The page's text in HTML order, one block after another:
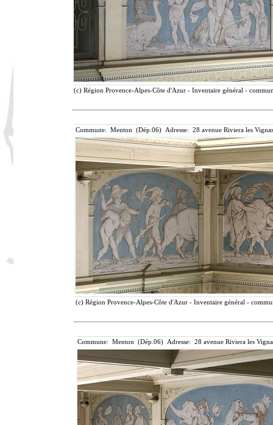
(c) Région Provence-Alpes-Côte d'Azur - Inventaire général -
Commune: Menton (Dép.06) Adresse: 28 avenue Riviera les
(c) Région Provence-Alpes-Côte d'Azur - Inventaire général -
Commune: Menton (Dép.06) Adresse: 28 avenue Riviera les